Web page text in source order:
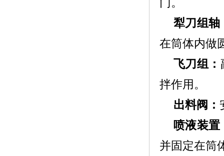
犁刀组轴
在筒体内做
飞刀组：
拌作用。
出料阀：
喷液装置
并固定在筒